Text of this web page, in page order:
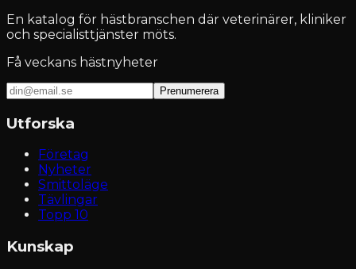
En katalog för hästbranschen där veterinärer, kliniker
och specialisttjänster möts.
Få veckans hästnyheter
Prenumerera
Utforska
Företag
Nyheter
Smittoläge
Tävlingar
Topp 10
Kunskap